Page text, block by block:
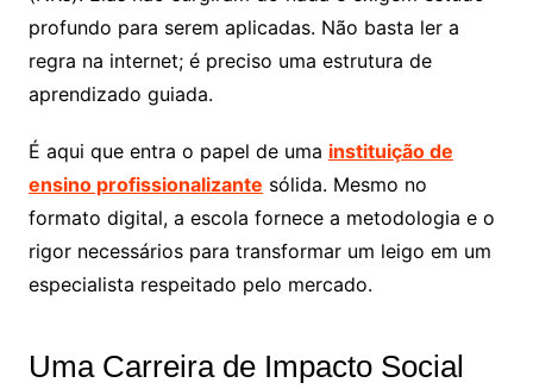
profundo para serem aplicadas. Não basta ler a
regra na internet; é preciso uma estrutura de
aprendizado guiada.
É aqui que entra o papel de uma instituição de
ensino profissionalizante sólida. Mesmo no
formato digital, a escola fornece a metodologia e o
rigor necessários para transformar um leigo em um
especialista respeitado pelo mercado.
Uma Carreira de Impacto Social